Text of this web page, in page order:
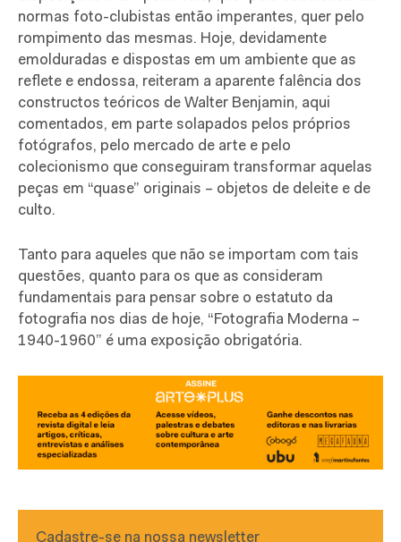
normas foto-clubistas então imperantes, quer pelo
rompimento das mesmas. Hoje, devidamente
emolduradas e dispostas em um ambiente que as
reflete e endossa, reiteram a aparente falência dos
constructos teóricos de Walter Benjamin, aqui
comentados, em parte solapados pelos próprios
fotógrafos, pelo mercado de arte e pelo
colecionismo que conseguiram transformar aquelas
peças em “quase” originais – objetos de deleite e de
culto.
Tanto para aqueles que não se importam com tais
questões, quanto para os que as consideram
fundamentais para pensar sobre o estatuto da
fotografia nos dias de hoje, “Fotografia Moderna –
1940-1960” é uma exposição obrigatória.
Cadastre-se na nossa newsletter